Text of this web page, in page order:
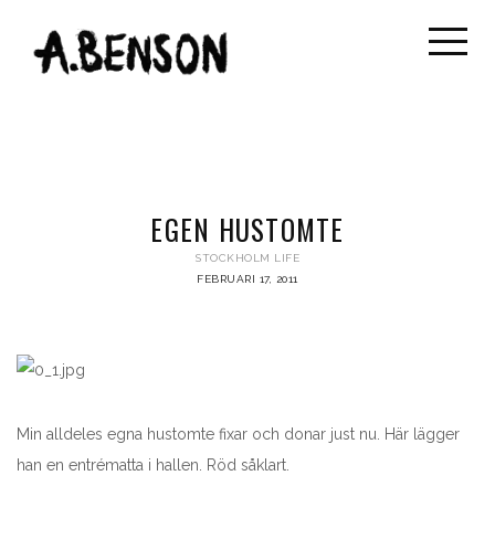
EGEN HUSTOMTE
STOCKHOLM LIFE
FEBRUARI 17, 2011
Min alldeles egna hustomte fixar och donar just nu. Här lägger
han en entrématta i hallen. Röd såklart.